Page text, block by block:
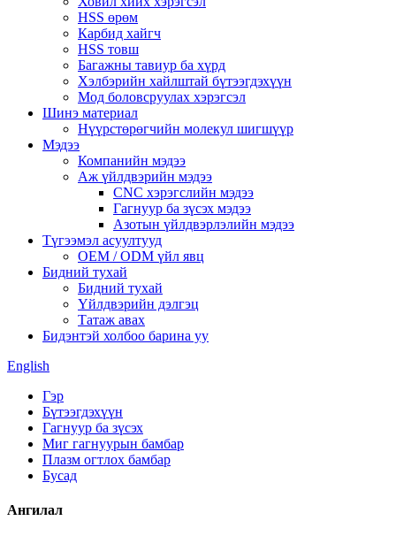
HSS өрөм
Карбид хайгч
HSS товш
Багажны тавиур ба хүрд
Хэлбэрийн хайлштай бүтээгдэхүүн
Мод боловсруулах хэрэгсэл
Шинэ материал
Нүүрстөрөгчийн молекул шигшүүр
Мэдээ
Компанийн мэдээ
Аж үйлдвэрийн мэдээ
CNC хэрэгслийн мэдээ
Гагнуур ба зүсэх мэдээ
Азотын үйлдвэрлэлийн мэдээ
Түгээмэл асуултууд
OEM / ODM үйл явц
Бидний тухай
Бидний тухай
Үйлдвэрийн дэлгэц
Татаж авах
Бидэнтэй холбоо барина уу
English
Гэр
Бүтээгдэхүүн
Гагнуур ба зүсэх
Миг гагнуурын бамбар
Плазм огтлох бамбар
Бусад
Ангилал